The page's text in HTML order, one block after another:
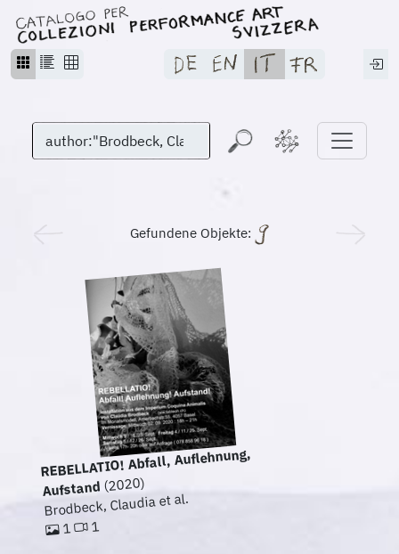
Gefundene Objekte:
REBELLATIO! Abfall, Auflehnung,
Aufstand(2020)
Brodbeck, Claudia et al.
1 1